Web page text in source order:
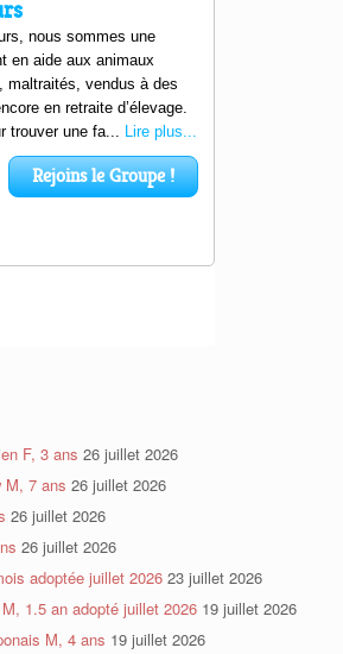
F, 3 ans 26 juillet 2026
M, 7 ans 26 juillet 2026
26 juillet 2026
26 juillet 2026
adoptée juillet 2026 23 juillet 2026
1.5 an adopté juillet 2026 19 juillet 2026
M, 4 ans 19 juillet 2026